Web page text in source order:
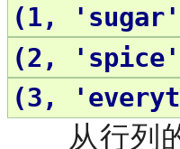
(1,
(2,
(3,
从行列